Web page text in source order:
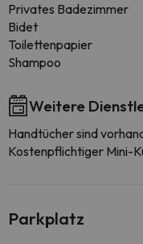
Privates Badezimmer
Bidet
Toilettenpapier
Shampoo
Weitere
Handtücher sind
Kostenpflichtiger Mini-
Parkplatz